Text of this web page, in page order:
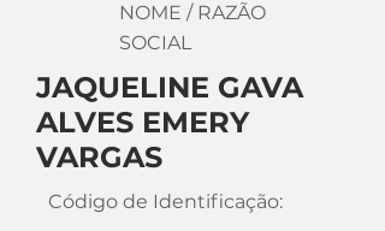
NOME / RAZÃO
SOCIAL
JAQUELINE GAVA
ALVES EMERY
VARGAS
Código de Identificação: